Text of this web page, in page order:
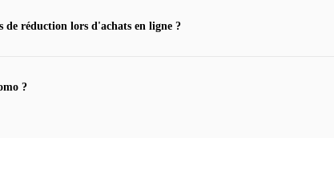
de réduction lors d'achats en ligne ?
?